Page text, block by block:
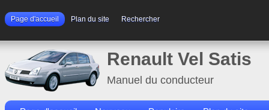
Page d'accueil Plan du site Rechercher
Renault Vel Satis
Manuel du conducteur